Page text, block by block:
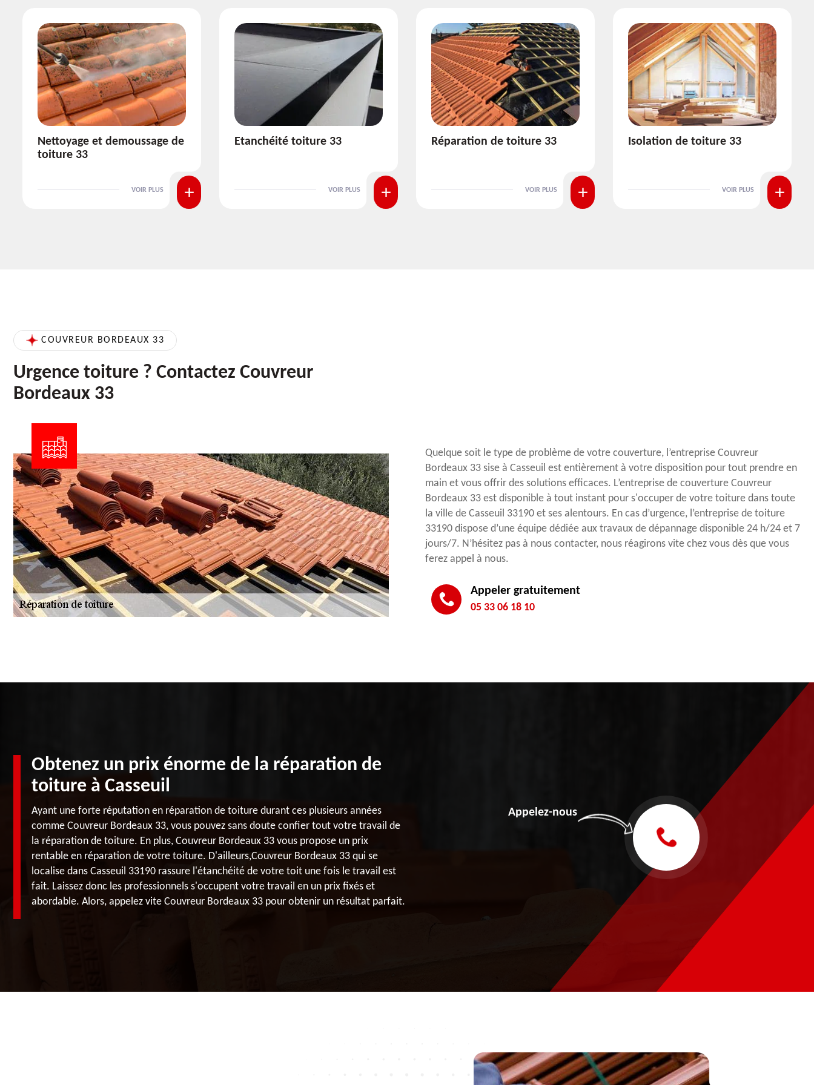
Etanchéité toiture 33
VOIR PLUS
Réparation de toiture 33
VOIR PLUS
Isolation de toiture 33
VOIR PLUS
Pose et nettoyage de
VOIR PLUS
COUVREUR BORDEAUX 33
Urgence toiture ? Contactez Couvreur
Bordeaux 33
Quelque soit le type de problème de votre couverture, l’entreprise Couvreur
Bordeaux 33 sise à Casseuil est entièrement à votre disposition pour tout prendre en
main et vous offrir des solutions efficaces. L’entreprise de couverture Couvreur
Bordeaux 33 est disponible à tout instant pour s'occuper de votre toiture dans toute
la ville de Casseuil 33190 et ses alentours. En cas d’urgence, l’entreprise de toiture
33190 dispose d’une équipe dédiée aux travaux de dépannage disponible 24 h/24 et 7
jours/7. N’hésitez pas à nous contacter, nous réagirons vite chez vous dès que vous
ferez appel à nous.
Appeler gratuitement
05 33 06 18 10
Obtenez un prix énorme de la réparation de
toiture à Casseuil
Ayant une forte réputation en réparation de toiture durant ces plusieurs années
comme Couvreur Bordeaux 33, vous pouvez sans doute confier tout votre travail de
la réparation de toiture. En plus, Couvreur Bordeaux 33 vous propose un prix
rentable en réparation de votre toiture. D'ailleurs,Couvreur Bordeaux 33 qui se
localise dans Casseuil 33190 rassure l'étanchéité de votre toit une fois le travail est
fait. Laissez donc les professionnels s'occupent votre travail en un prix fixés et
abordable. Alors, appelez vite Couvreur Bordeaux 33 pour obtenir un résultat parfait.
Appelez-nous